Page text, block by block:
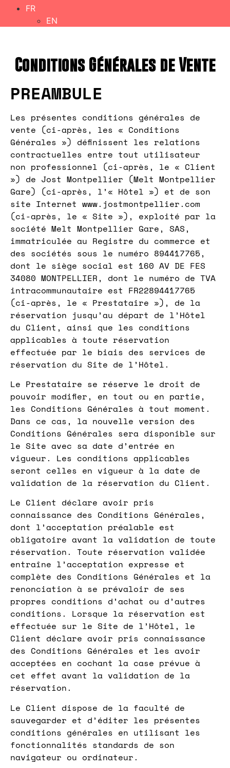
FR
EN
Conditions Générales de Vente
PREAMBULE
Les présentes conditions générales de
vente (ci-après, les « Conditions
Générales ») définissent les relations
contractuelles entre tout utilisateur
non professionnel (ci-après, le « Client
») de Jost Montpellier (Melt Montpellier
Gare) (ci-après, l’« Hôtel ») et de son
site Internet www.jostmontpellier.com
(ci-après, le « Site »), exploité par la
société Melt Montpellier Gare, SAS,
immatriculée au Registre du commerce et
des sociétés sous le numéro 894417765,
dont le siège social est 160 AV DE FES
34080 MONTPELLIER, dont le numéro de TVA
intracommunautaire est FR22894417765
(ci-après, le « Prestataire »), de la
réservation jusqu’au départ de l’Hôtel
du Client, ainsi que les conditions
applicables à toute réservation
effectuée par le biais des services de
réservation du Site de l’Hôtel.
Le Prestataire se réserve le droit de
pouvoir modifier, en tout ou en partie,
les Conditions Générales à tout moment.
Dans ce cas, la nouvelle version des
Conditions Générales sera disponible sur
le Site avec sa date d’entrée en
vigueur. Les conditions applicables
seront celles en vigueur à la date de
validation de la réservation du Client.
Le Client déclare avoir pris
connaissance des Conditions Générales,
dont l’acceptation préalable est
obligatoire avant la validation de toute
réservation. Toute réservation validée
entraîne l’acceptation expresse et
complète des Conditions Générales et la
renonciation à se prévaloir de ses
propres conditions d’achat ou d’autres
conditions. Lorsque la réservation est
effectuée sur le Site de l’Hôtel, le
Client déclare avoir pris connaissance
des Conditions Générales et les avoir
acceptées en cochant la case prévue à
cet effet avant la validation de la
réservation.
Le Client dispose de la faculté de
sauvegarder et d’éditer les présentes
conditions générales en utilisant les
fonctionnalités standards de son
navigateur ou ordinateur.